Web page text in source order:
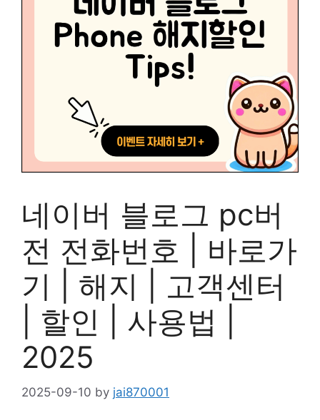
네이버 블로그 pc버
전 전화번호 | 바로가
기 | 해지 | 고객센터
| 할인 | 사용법 |
2025
2025-09-10 by jai870001